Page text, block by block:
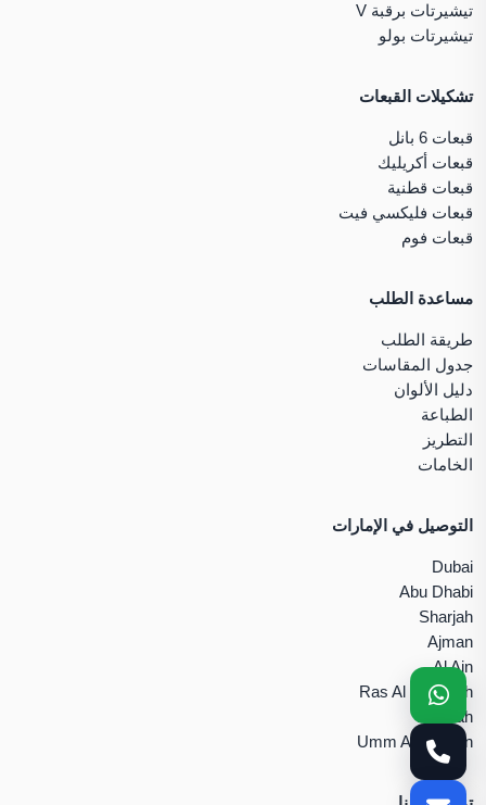
تيشيرتات برقبة V
تيشيرتات بولو
تشكيلات القبعات
قبعات 6 بانل
قبعات أكريليك
قبعات قطنية
قبعات فليكسي فيت
قبعات فوم
مساعدة الطلب
طريقة الطلب
جدول المقاسات
دليل الألوان
الطباعة
التطريز
الخامات
التوصيل في الإمارات
Dubai
Abu Dhabi
Sharjah
Ajman
Al Ain
Ras Al Khaimah
Fujairah
Umm Al Quwain